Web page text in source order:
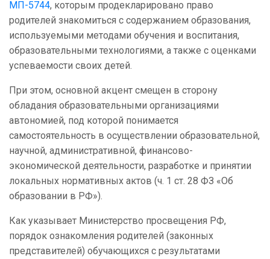
МП-5744, которым продекларировано право
родителей знакомиться с содержанием образования,
используемыми методами обучения и воспитания,
образовательными технологиями, а также с оценками
успеваемости своих детей.
При этом, основной акцент смещен в сторону
обладания образовательными организациями
автономией, под которой понимается
самостоятельность в осуществлении образовательной,
научной, административной, финансово-
экономической деятельности, разработке и принятии
локальных нормативных актов (ч. 1 ст. 28 ФЗ «Об
образовании в РФ»).
Как указывает Министерство просвещения РФ,
порядок ознакомления родителей (законных
представителей) обучающихся с результатами